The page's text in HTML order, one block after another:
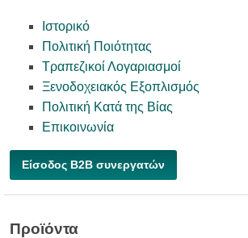
Ιστορικό
Πολιτική Ποιότητας
Τραπεζικοί Λογαριασμοί
Ξενοδοχειακός Εξοπλισμός
Πολιτική Κατά της Βίας
Επικοινωνία
Είσοδος B2B συνεργατών
Προϊόντα